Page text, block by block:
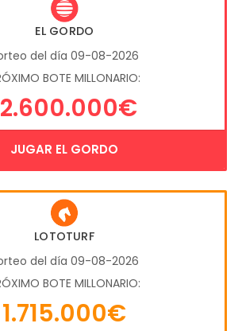
EL GORDO
del día 09-08-2026
BOTE MILLONARIO:
JUGAR EL GORDO
LOTOTURF
del día 09-08-2026
BOTE MILLONARIO:
1.715.000€